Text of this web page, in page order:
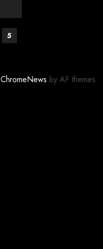
5
ChromeNews by AF themes.